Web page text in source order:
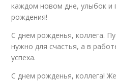
каждом новом дне, улыбок и
рождения!
С днем рожденья, коллега.
нужно для счастья, а в
успеха.
С днем рожденья, коллега!